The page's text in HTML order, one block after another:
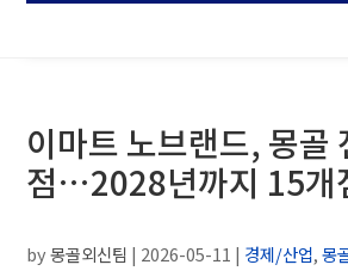
이마트 노브랜드, 몽골
점…2028년까지 15개
by몽골외신팀 | 2026-05-11 | 경제/산업,몽